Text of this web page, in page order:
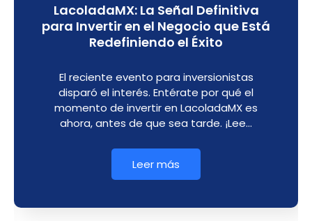
LacoladaMX: La Señal Definitiva
para Invertir en el Negocio que Está
Redefiniendo el Éxito
El reciente evento para inversionistas
disparó el interés. Entérate por qué el
momento de invertir en LacoladaMX es
ahora, antes de que sea tarde. ¡Lee…
Leer más